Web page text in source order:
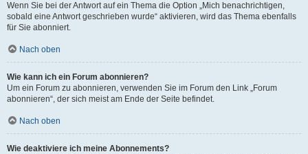
Wenn Sie bei der Antwort auf ein Thema die Option „Mich benachrichtigen,
sobald eine Antwort geschrieben wurde“ aktivieren, wird das Thema ebenfalls
für Sie abonniert.
Nach oben
Wie kann ich ein Forum abonnieren?
Um ein Forum zu abonnieren, verwenden Sie im Forum den Link „Forum
abonnieren“, der sich meist am Ende der Seite befindet.
Nach oben
Wie deaktiviere ich meine Abonnements?